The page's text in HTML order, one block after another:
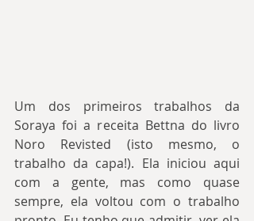
Um dos primeiros trabalhos da
Soraya foi a receita Bettna do livro
Noro Revisted (isto mesmo, o
trabalho da capa!). Ela iniciou aqui
com a gente, mas como quase
sempre, ela voltou com o trabalho